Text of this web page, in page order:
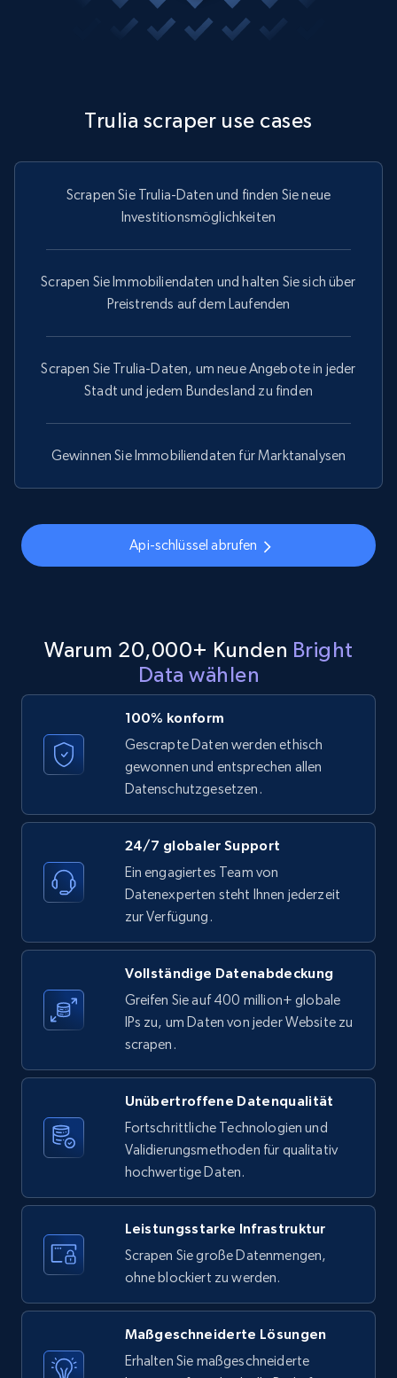
Trulia scraper use cases
Scrapen Sie Trulia-Daten und finden Sie neue
Investitionsmöglichkeiten
Scrapen Sie Immobiliendaten und halten Sie sich über
Preistrends auf dem Laufenden
Scrapen Sie Trulia-Daten, um neue Angebote in jeder
Stadt und jedem Bundesland zu finden
Gewinnen Sie Immobiliendaten für Marktanalysen
Api-schlüssel abrufen
Warum 20,000+ Kunden Bright
Data wählen
100% konform
Gescrapte Daten werden ethisch
gewonnen und entsprechen allen
Datenschutzgesetzen.
24/7 globaler Support
Ein engagiertes Team von
Datenexperten steht Ihnen jederzeit
zur Verfügung.
Vollständige Datenabdeckung
Greifen Sie auf 400 million+ globale
IPs zu, um Daten von jeder Website zu
scrapen.
Unübertroffene Datenqualität
Fortschrittliche Technologien und
Validierungsmethoden für qualitativ
hochwertige Daten.
Leistungsstarke Infrastruktur
Scrapen Sie große Datenmengen,
ohne blockiert zu werden.
Maßgeschneiderte Lösungen
Erhalten Sie maßgeschneiderte